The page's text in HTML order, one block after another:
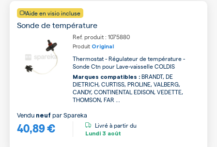
Aide en visio incluse
Sonde de température
Ref. produit : 1075880
Produit Original
Thermostat - Régulateur de température -
Sonde Ctn pour Lave-vaisselle COLDIS
Marques compatibles : BRANDT, DE
DIETRICH, CURTISS, PROLINE, VALBERG,
CANDY, CONTINENTAL EDISON, VEDETTE,
THOMSON, FAR ...
40,89 €
Vendu neuf parSpareka
Livré à partir du
Lundi 3 août